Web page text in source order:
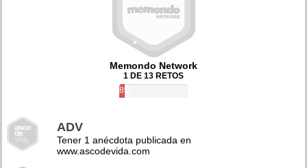
Memondo Network
1 DE 13 RETOS
8%
ADV
Tener 1 anécdota publicada en
www.ascodevida.com